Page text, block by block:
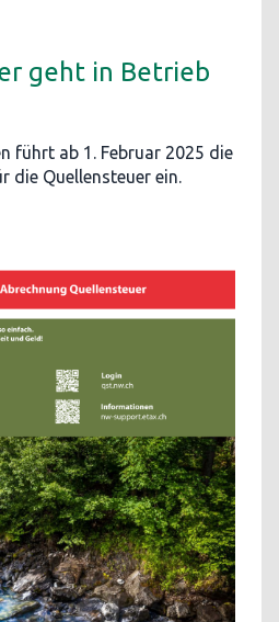
geht in Betrieb
führt ab 1. Februar 2025 die
die Quellensteuer ein.